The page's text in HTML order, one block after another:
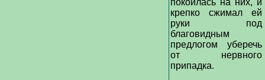
покоилась на них, и
крепко сжимал ей
руки под
благовидным
предлогом уберечь
от нервного
припадка.